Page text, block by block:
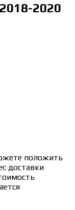
2020
положить
доставки